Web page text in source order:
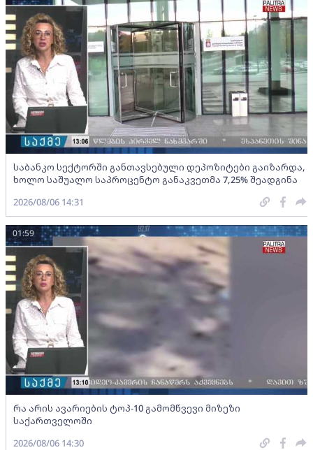
საბანკო სექტორში განთავსებული დეპოზიტები გაიზარდა,
ხოლო საშუალო საპროცენტო განაკვეთმა 7,25% შეადგინა
2026/08/06 14:31
რა არის ავარიების ტოპ-10 გამომწვევი მიზეზი
საქართველოში
01:59
2026/08/06 14:30